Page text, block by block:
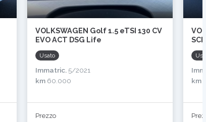
VOLKSWAGEN Golf 1.5 eTSI 130 CV
EVO ACT DSG Life
Usato
Immatric. 5/2021
km 60.000
Prezzo
km